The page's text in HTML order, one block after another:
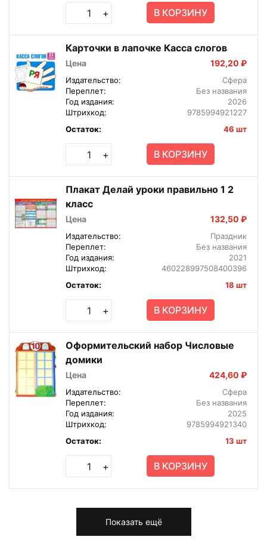
+ В КОРЗИНУ
Карточки в лапочке Касса слогов
Цена 192,20 ₽
Издательство:
Сфера
Переплет:
Без названия
Год издания:
2026
Штрихкод:
9785994921227
Остаток:
46 шт
+ В КОРЗИНУ
Плакат Делай уроки правильно 1 2
класс
Цена 132,50 ₽
Издательство:
Праздник
Переплет:
Без названия
Год издания:
2021
Штрихкод:
460228997508400396
Остаток:
18 шт
+ В КОРЗИНУ
Оформительский набор Числовые
домики
Цена 424,60 ₽
Издательство:
Сфера
Переплет:
Без названия
Год издания:
2025
Штрихкод:
9785994921340
Остаток:
13 шт
+ В КОРЗИНУ
Показать ещё